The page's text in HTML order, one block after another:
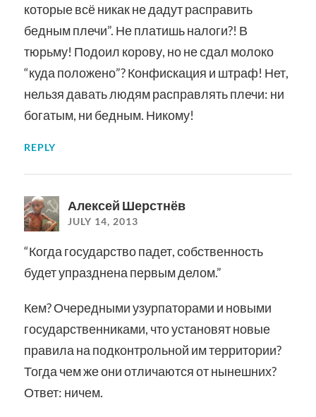
которые всё никак не дадут расправить
бедным плечи”. Не платишь налоги?! В
тюрьму! Подоил корову, но не сдал молоко
“куда положено”? Конфискация и штраф! Нет,
нельзя давать людям расправлять плечи: ни
богатым, ни бедным. Никому!
REPLY
Алексей Шерстнёв
JULY 14, 2013
“Когда государство падет, собственность
будет упразднена первым делом.”
Кем? Очередными узурпаторами и новыми
государственниками, что установят новые
правила на подконтрольной им территории?
Тогда чем же они отличаются от нынешних?
Ответ: ничем.